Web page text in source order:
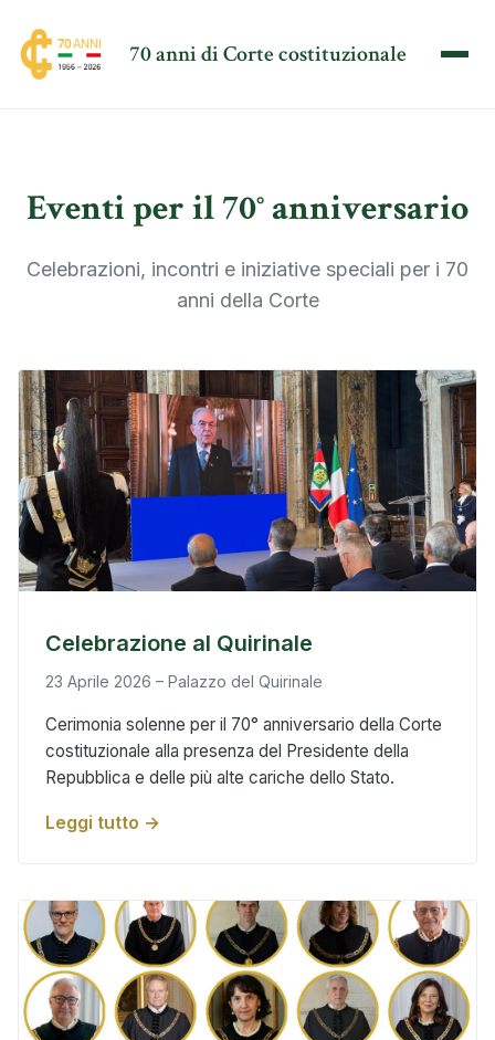
70 anni di Corte costituzionale
Eventi per il 70° anniversario
Celebrazioni, incontri e iniziative speciali per i 70
anni della Corte
Celebrazione al Quirinale
23 Aprile 2026 – Palazzo del Quirinale
Cerimonia solenne per il 70° anniversario della Corte
costituzionale alla presenza del Presidente della
Repubblica e delle più alte cariche dello Stato.
Leggi tutto →